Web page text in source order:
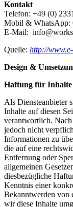
Kontakt
Telefon: +49 (0)
Mobil & WhatsApp:
E-Mail:
Quelle: http://
Design &
Haftung für Inhalte
Als Diensteanbieter
Inhalte auf diesen
verantwortlich.
jedoch nicht
Informationen zu
die auf eine
Entfernung oder
allgemeinen
diesbezügliche
Kenntnis einer
Bekanntwerden von
wir diese Inhalte